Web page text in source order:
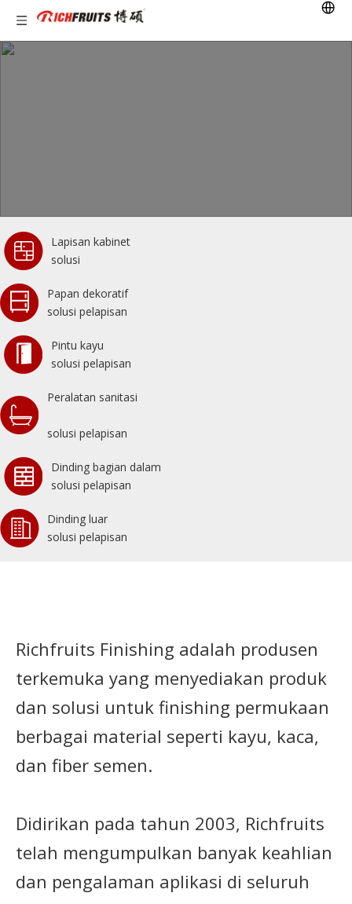
Lapisan kabinet
solusi
Papan dekoratif
solusi pelapisan
Pintu kayu
solusi pelapisan
Peralatan sanitasi
solusi pelapisan
Dinding bagian dalam
solusi pelapisan
Dinding luar
solusi pelapisan
Richfruits Finishing adalah produsen
terkemuka yang menyediakan produk
dan solusi untuk finishing permukaan
berbagai material seperti kayu, kaca,
dan fiber semen.
Didirikan pada tahun 2003, Richfruits
telah mengumpulkan banyak keahlian
dan pengalaman aplikasi di seluruh